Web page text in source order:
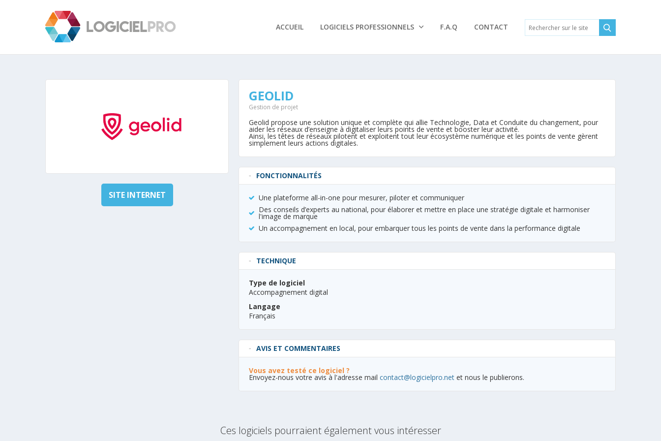
ACCUEIL LOGICIELS PROFESSIONNELS F.A.Q CONTACT
Rechercher
SITE INTERNET
GEOLID
Gestion de projet
Geolid propose une solution unique et complète qui allie Technologie, Data et Conduite du changement, pour
aider les réseaux d’enseigne à digitaliser leurs points de vente et booster leur activité.
Ainsi, les têtes de réseaux pilotent et exploitent tout leur écosystème numérique et les points de vente gèrent
simplement leurs actions digitales.
FONCTIONNALITÉS
Une plateforme all-in-one pour mesurer, piloter et communiquer
Des conseils d’experts au national, pour élaborer et mettre en place une stratégie digitale et harmoniser
l'image de marque
Un accompagnement en local, pour embarquer tous les points de vente dans la performance digitale
TECHNIQUE
Type de logiciel
Accompagnement digital
Langage
Français
AVIS ET COMMENTAIRES
Vous avez testé ce logiciel ?
Envoyez-nous votre avis à l'adresse mail contact@logicielpro.net et nous le publierons.
Ces logiciels pourraient également vous intéresser